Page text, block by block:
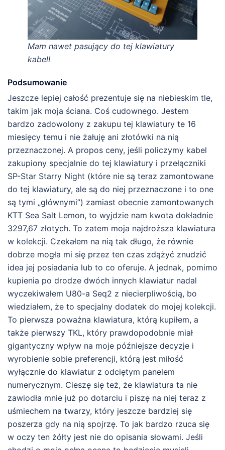
Mam nawet pasujący do tej klawiatury
kabel!
Podsumowanie
Jeszcze lepiej całość prezentuje się na niebieskim tle,
takim jak moja ściana. Coś cudownego. Jestem
bardzo zadowolony z zakupu tej klawiatury te 16
miesięcy temu i nie żałuję ani złotówki na nią
przeznaczonej. A propos ceny, jeśli policzymy kabel
zakupiony specjalnie do tej klawiatury i przełączniki
SP-Star Starry Night (które nie są teraz zamontowane
do tej klawiatury, ale są do niej przeznaczone i to one
są tymi „głównymi”) zamiast obecnie zamontowanych
KTT Sea Salt Lemon, to wyjdzie nam kwota dokładnie
3297,67 złotych. To zatem moja najdroższa klawiatura
w kolekcji. Czekałem na nią tak długo, że równie
dobrze mogła mi się przez ten czas zdążyć znudzić
idea jej posiadania lub to co oferuje. A jednak, pomimo
kupienia po drodze dwóch innych klawiatur nadal
wyczekiwałem U80-a Seq2 z niecierpliwością, bo
wiedziałem, że to specjalny dodatek do mojej kolekcji.
To pierwsza poważna klawiatura, którą kupiłem, a
także pierwszy TKL, który prawdopodobnie miał
gigantyczny wpływ na moje późniejsze decyzje i
wyrobienie sobie preferencji, którą jest miłość
wyłącznie do klawiatur z odciętym panelem
numerycznym. Cieszę się też, że klawiatura ta nie
zawiodła mnie już po dotarciu i piszę na niej teraz z
uśmiechem na twarzy, który jeszcze bardziej się
poszerza gdy na nią spojrzę. To jak bardzo rzuca się
w oczy ten żółty jest nie do opisania słowami. Jeśli